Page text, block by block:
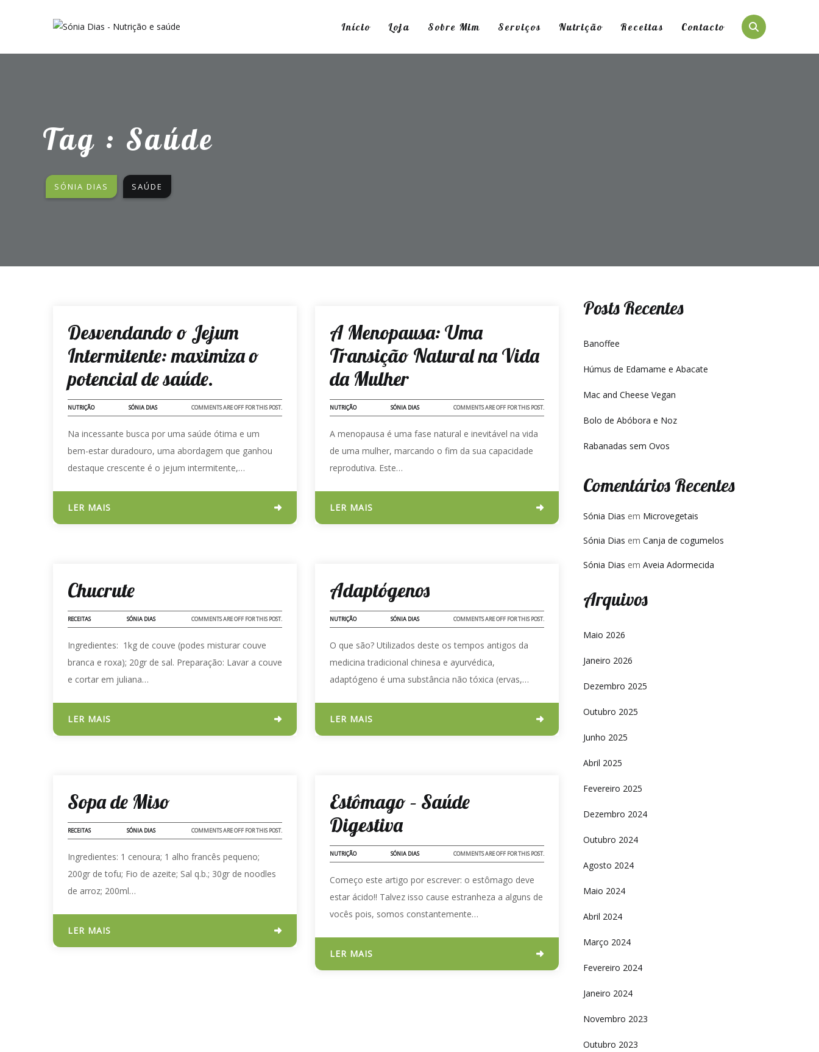
Início Loja Sobre Mim Serviços Nutrição Receitas Contacto
Tag : Saúde
SÓNIA DIAS SAÚDE
Desvendando o Jejum
Intermitente: maximiza o
potencial de saúde.
NUTRIÇÃO SÓNIA DIAS COMMENTS ARE OFF FOR THIS POST.
Na incessante busca por uma saúde ótima e um
bem-estar duradouro, uma abordagem que ganhou
destaque crescente é o jejum intermitente,…
LER MAIS
A Menopausa: Uma
Transição Natural na Vida
da Mulher
NUTRIÇÃO SÓNIA DIAS COMMENTS ARE OFF FOR THIS POST.
A menopausa é uma fase natural e inevitável na vida
de uma mulher, marcando o fim da sua capacidade
reprodutiva. Este…
LER MAIS
Chucrute
RECEITAS SÓNIA DIAS COMMENTS ARE OFF FOR THIS POST.
Ingredientes: 1kg de couve (podes misturar couve
branca e roxa); 20gr de sal. Preparação: Lavar a couve
e cortar em juliana…
LER MAIS
Adaptógenos
NUTRIÇÃO SÓNIA DIAS COMMENTS ARE OFF FOR THIS POST.
O que são? Utilizados deste os tempos antigos da
medicina tradicional chinesa e ayurvédica,
adaptógeno é uma substância não tóxica (ervas,…
LER MAIS
Sopa de Miso
RECEITAS SÓNIA DIAS COMMENTS ARE OFF FOR THIS POST.
Ingredientes: 1 cenoura; 1 alho francês pequeno;
200gr de tofu; Fio de azeite; Sal q.b.; 30gr de noodles
de arroz; 200ml…
LER MAIS
Estômago – Saúde
Digestiva
NUTRIÇÃO SÓNIA DIAS COMMENTS ARE OFF FOR THIS POST.
Começo este artigo por escrever: o estômago deve
estar ácido!! Talvez isso cause estranheza a alguns de
vocês pois, somos constantemente…
LER MAIS
Posts Recentes
Banoffee
Húmus de Edamame e Abacate
Mac and Cheese Vegan
Bolo de Abóbora e Noz
Rabanadas sem Ovos
Comentários Recentes
Sónia Dias em Microvegetais
Sónia Dias em Canja de cogumelos
Sónia Dias em Aveia Adormecida
Arquivos
Maio 2026
Janeiro 2026
Dezembro 2025
Outubro 2025
Junho 2025
Abril 2025
Fevereiro 2025
Dezembro 2024
Outubro 2024
Agosto 2024
Maio 2024
Abril 2024
Março 2024
Fevereiro 2024
Janeiro 2024
Novembro 2023
Outubro 2023